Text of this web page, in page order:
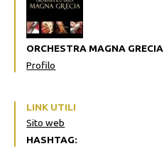
ORCHESTRA MAGNA GRECIA
Profilo
LINK UTILI
Sito web
HASHTAG: